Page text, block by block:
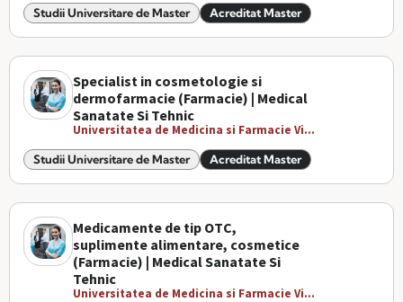
Studii Universitare de Master Acreditat Master
Specialist in cosmetologie si
dermofarmacie (Farmacie) | Medical
Sanatate Si Tehnic
Universitatea de Medicina si Farmacie Vi...
Studii Universitare de Master Acreditat Master
Medicamente de tip OTC,
suplimente alimentare, cosmetice
(Farmacie) | Medical Sanatate Si
Tehnic
Universitatea de Medicina si Farmacie Vi...